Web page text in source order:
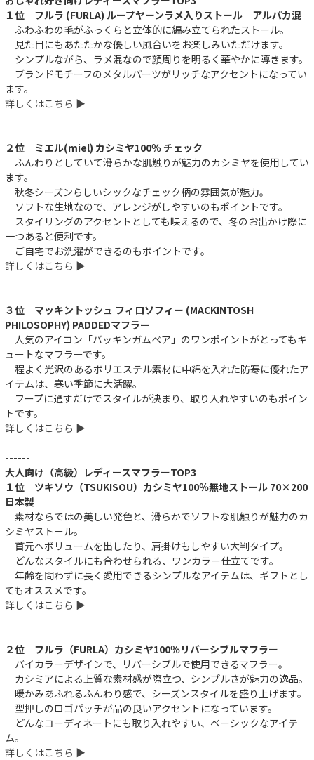
１位 フルラ (FURLA) ループヤーンラメ入りストール アルパカ混
ふわふわの毛がふっくらと立体的に編み立てられたストール。
見た目にもあたたかな優しい風合いをお楽しみいただけます。
シンプルながら、ラメ混なので顔周りを明るく華やかに導きます。
ブランドモチーフのメタルパーツがリッチなアクセントになってい
ます。
詳しくはこちら ▶︎
２位 ミエル(miel) カシミヤ100％ チェック
ふんわりとしていて滑らかな肌触りが魅力のカシミヤを使用してい
ます。
秋冬シーズンらしいシックなチェック柄の雰囲気が魅力。
ソフトな生地なので、アレンジがしやすいのもポイントです。
スタイリングのアクセントとしても映えるので、冬のお出かけ際に
一つあると便利です。
ご自宅でお洗濯ができるのもポイントです。
詳しくはこちら ▶︎
３位 マッキントッシュ フィロソフィー (MACKINTOSH
PHILOSOPHY) PADDEDマフラー
人気のアイコン「バッキンガムベア」のワンポイントがとってもキ
ュートなマフラーです。
程よく光沢のあるポリエステル素材に中綿を入れた防寒に優れたア
イテムは、寒い季節に大活躍。
フープに通すだけでスタイルが決まり、取り入れやすいのもポイン
トです。
詳しくはこちら ▶︎
------
大人向け（高級）レディースマフラーTOP3
１位 ツキソウ（TSUKISOU）カシミヤ100％無地ストール 70×200
日本製
素材ならではの美しい発色と、滑らかでソフトな肌触りが魅力のカ
シミヤストール。
首元へボリュームを出したり、肩掛けもしやすい大判タイプ。
どんなスタイルにも合わせられる、ワンカラー仕立てです。
年齢を問わずに長く愛用できるシンプルなアイテムは、ギフトとし
てもオススメです。
詳しくはこちら ▶︎
２位 フルラ（FURLA）カシミヤ100％リバーシブルマフラー
バイカラーデザインで、リバーシブルで使用できるマフラー。
カシミアによる上質な素材感が際立つ、シンプルさが魅力の逸品。
暖かみあふれるふんわり感で、シーズンスタイルを盛り上げます。
型押しのロゴパッチが品の良いアクセントになっています。
どんなコーディネートにも取り入れやすい、ベーシックなアイテ
ム。
詳しくはこちら ▶︎